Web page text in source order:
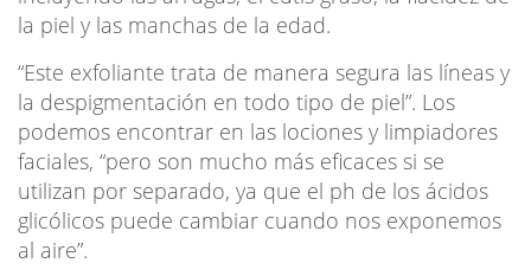
la piel y las manchas de la edad.
“Este exfoliante trata de manera segura las líneas y
la despigmentación en todo tipo de piel”. Los
podemos encontrar en las lociones y limpiadores
faciales, “pero son mucho más eficaces si se
utilizan por separado, ya que el ph de los ácidos
glicólicos puede cambiar cuando nos exponemos
al aire”.